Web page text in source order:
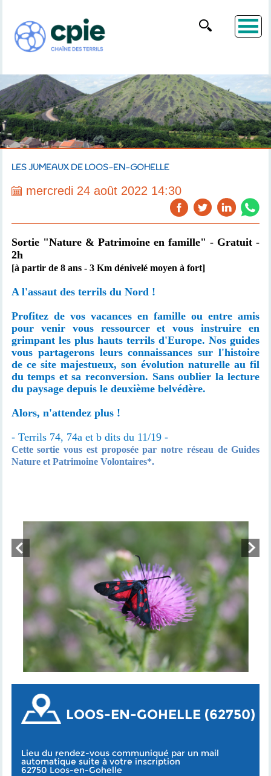
LES JUMEAUX DE LOOS-EN-GOHELLE
mercredi 24 août 2022 14:30
Sortie "Nature & Patrimoine en famille" - Gratuit -
2h
[à partir de 8 ans - 3 Km dénivelé moyen à fort]
A l'assaut des terrils du Nord !
Profitez de vos vacances en famille ou entre amis
pour venir vous ressourcer et vous instruire en
grimpant les plus hauts terrils d'Europe. Nos guides
vous partagerons leurs connaissances sur l'histoire
de ce site majestueux, son évolution naturelle au fil
du temps et sa reconversion. Sans oublier la lecture
du paysage depuis le deuxième belvédère.
Alors, n'attendez plus !
- Terrils 74, 74a et b dits du 11/19 -
Cette sortie vous est proposée par notre réseau de Guides
Nature et Patrimoine Volontaires*.
LOOS-EN-GOHELLE (62750)
Lieu du rendez-vous communiqué par un mail
automatique suite à votre inscription
62750 Loos-en-Gohelle